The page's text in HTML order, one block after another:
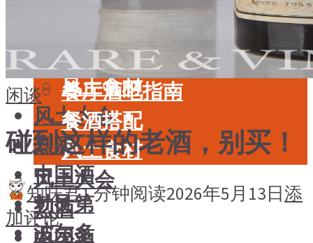
餐厅酒吧指南
餐酒搭配
风土食材
风土大会
烈酒
中国酒
勃艮第
波尔多
品鉴专栏
美食
餐厅酒吧指南
餐酒搭配
风土食材
风土大会
烈酒
中国酒
闲谈
碰到这样的老酒，别买！
知味君1 分钟阅读2026年5月13日添
加评论